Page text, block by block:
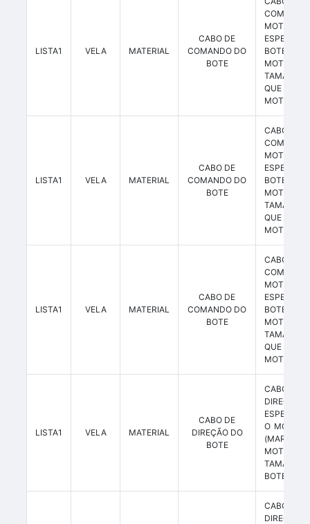
LISTA1 VELA MATERIAL
CABO DE
COMANDO DO
BOTE
MOTOR
BOTE
TAMANHO
QUE
MOTOR.
LISTA1 VELA MATERIAL
CABO DE
COMANDO DO
BOTE
MOTOR
BOTE
TAMANHO
QUE
MOTOR.
LISTA1 VELA MATERIAL
CABO DE
COMANDO DO
BOTE
MOTOR
BOTE
TAMANHO
QUE
MOTOR.
LISTA1 VELA MATERIAL
CABO DE
DIREÇÃO DO
BOTE
DIREÇÃO
O MOTOR
TAMANHO
BOTE.
DIREÇÃO